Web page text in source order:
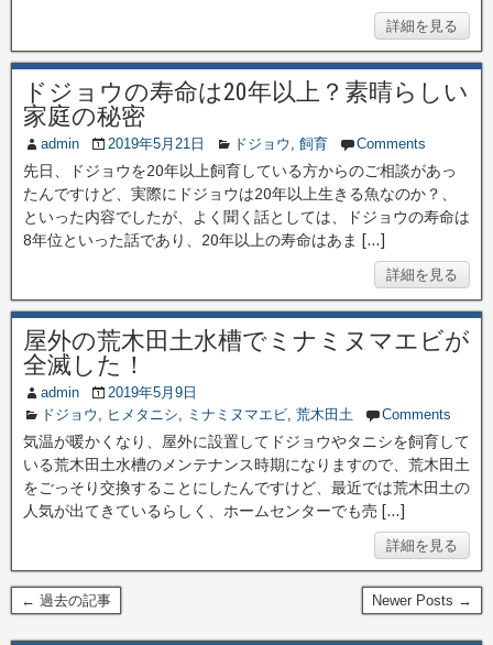
詳細を見る
ドジョウの寿命は20年以上？素晴らしい
家庭の秘密
admin 2019年5月21日 ドジョウ , 飼育 Comments
先日、ドジョウを20年以上飼育している方からのご相談があっ
たんですけど、実際にドジョウは20年以上生きる魚なのか？、
といった内容でしたが、よく聞く話としては、ドジョウの寿命は
8年位といった話であり、20年以上の寿命はあま […]
詳細を見る
屋外の荒木田土水槽でミナミヌマエビが
全滅した！
admin
2019年5月9日
ドジョウ , ヒメタニシ, ミナミヌマエビ, 荒木田土 Comments
気温が暖かくなり、屋外に設置してドジョウやタニシを飼育して
いる荒木田土水槽のメンテナンス時期になりますので、荒木田土
をごっそり交換することにしたんですけど、最近では荒木田土の
人気が出てきているらしく、ホームセンターでも売 […]
詳細を見る
← 過去の記事 Newer Posts →